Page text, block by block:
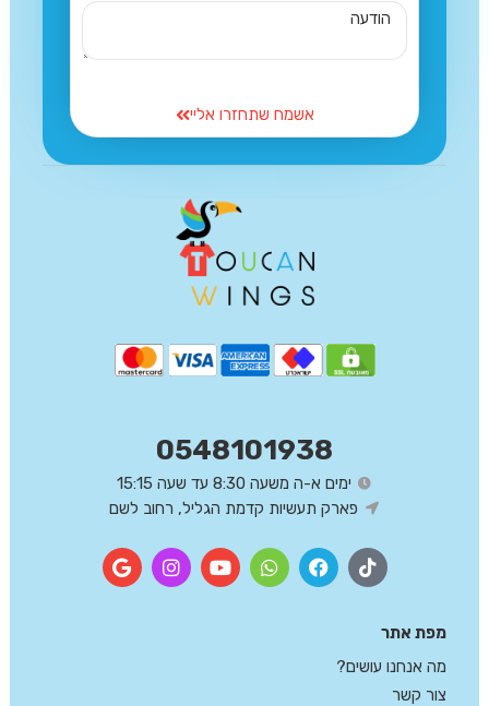
אשמח שתחזרו אליי
מפת אתר
מה אנחנו עושים?
צור קשר
0548101938
ימים א-ה משעה 8:30 עד שעה 15:15
פארק תעשיות קדמת הגליל, רחוב לשם